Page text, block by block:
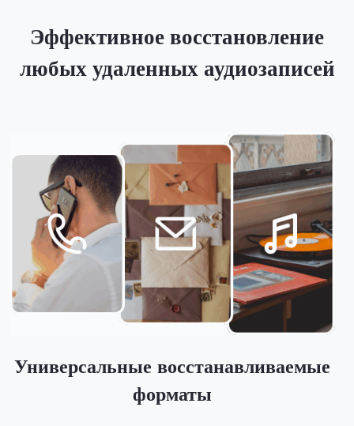
Эффективное восстановление
любых удаленных аудиозаписей
Универсальные восстанавливаемые
форматы